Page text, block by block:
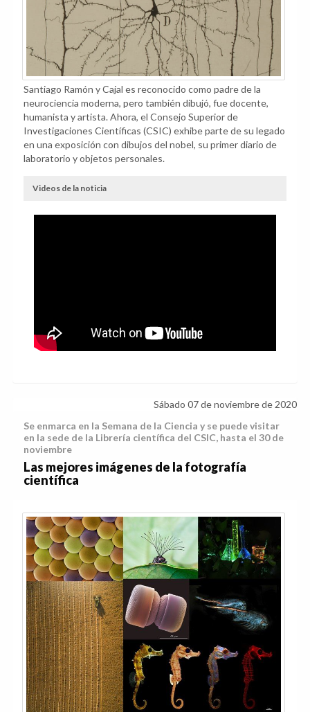
Santiago Ramón y Cajal es reconocido como padre de la
neurociencia moderna, pero también dibujó, fue docente,
humanista y artista. Ahora, el Consejo Superior de
Investigaciones Científicas (CSIC) exhibe parte de su legado
en una exposición con dibujos del nobel, su primer diario de
laboratorio y objetos personales.
Videos de la noticia
Se enmarca en la Semana de la Ciencia y se puede visitar
en la sede de la Librería científica del CSIC, hasta el 30 de
noviembre
Las mejores imágenes de la fotografía
científica
Lo mejor de la fotografía científica española, con imágenes